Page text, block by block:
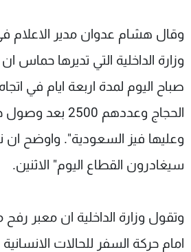
وقال هشام عدوان مدير الاعلام
وزارة الداخلية التي تديرها حماس
صباح اليوم لمدة اربعة ايام في
الحجاج وعددهم
سيغادرون القطاع اليوم" الاثنين.
امام حركة السفر للحالات